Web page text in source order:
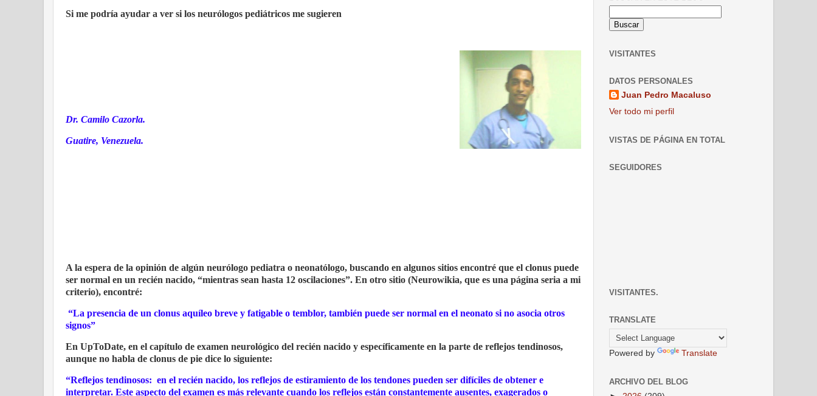
Si me podría ayudar a ver si los neurólogos pediátricos me sugieren
Dr. Camilo Cazorla.
Guatire, Venezuela.
A la espera de la opinión de algún neurólogo pediatra o neonatólogo, buscando en algunos sitios encontré que el clonus puede
ser normal en un recién nacido, “mientras sean hasta 12 oscilaciones”. En otro sitio (Neurowikia, que es una página seria a mi
criterio), encontré:
“La presencia de un clonus aquíleo breve y fatigable o temblor, también puede ser normal en el neonato si no asocia otros
signos”
En UpToDate, en el capítulo de examen neurológico del recién nacido y específicamente en la parte de reflejos tendinosos,
aunque no habla de clonus de pie dice lo siguiente:
“Reflejos tendinosos: en el recién nacido, los reflejos de estiramiento de los tendones pueden ser difíciles de obtener e
interpretar. Este aspecto del examen es más relevante cuando los reflejos están constantemente ausentes, exagerados o
VISITANTES
DATOS PERSONALES
Juan Pedro Macaluso
Ver todo mi perfil
VISTAS DE PÁGINA EN TOTAL
SEGUIDORES
VISITANTES.
TRANSLATE
Powered by Translate
ARCHIVO DEL BLOG